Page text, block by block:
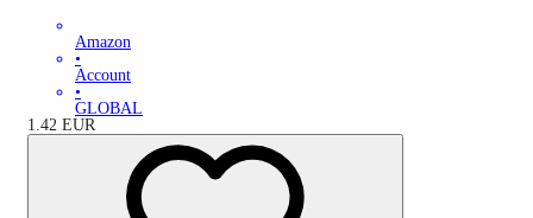
Amazon
•
Account
•
GLOBAL
1.42 EUR